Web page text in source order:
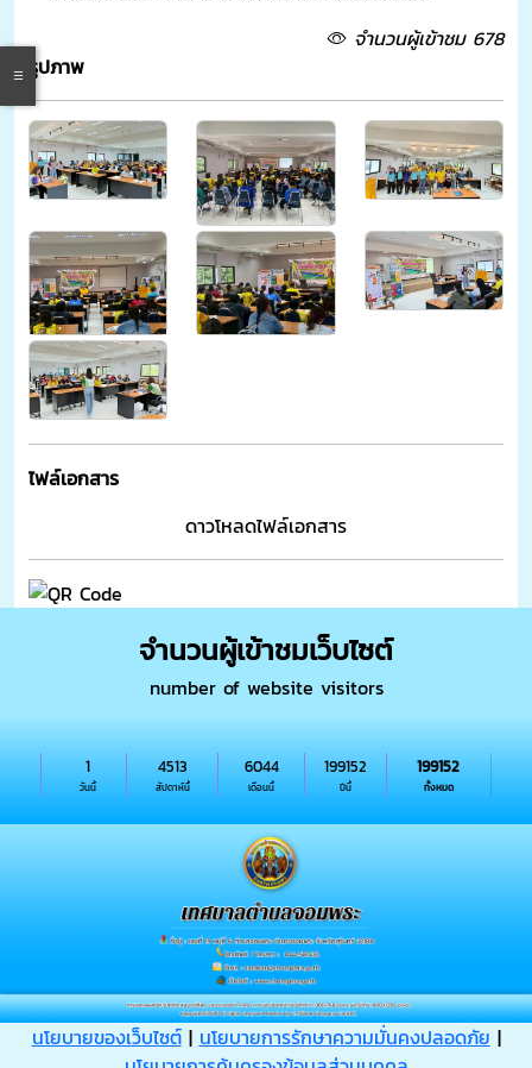
จำนวนผู้เข้าชม 678
รูปภาพ
ไฟล์เอกสาร
ดาวโหลดไฟล์เอกสาร
จำนวนผู้เข้าชมเว็บไซต์
number of website visitors
วันนี้
1
สัปดาห์นี้
4513
เดือนนี้
6044
ปีนี้
199152
ทั้งหมด
199152
นโยบายของเว็บไซต์| นโยบายการรักษาความมั่นคงปลอดภัย |